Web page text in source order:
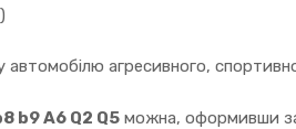
агресивного,
b9 A6 Q2 Q5 можна, оформивши